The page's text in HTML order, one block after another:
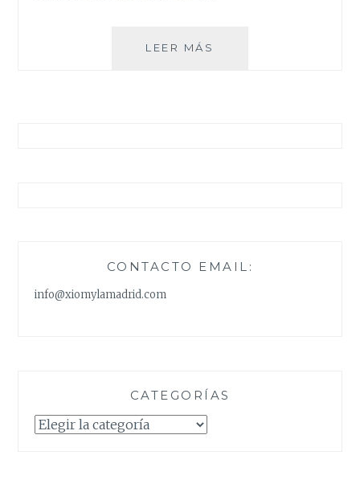
LEER MÁS
CONTACTO EMAIL:
info@xiomylamadrid.com
CATEGORÍAS
Categorías